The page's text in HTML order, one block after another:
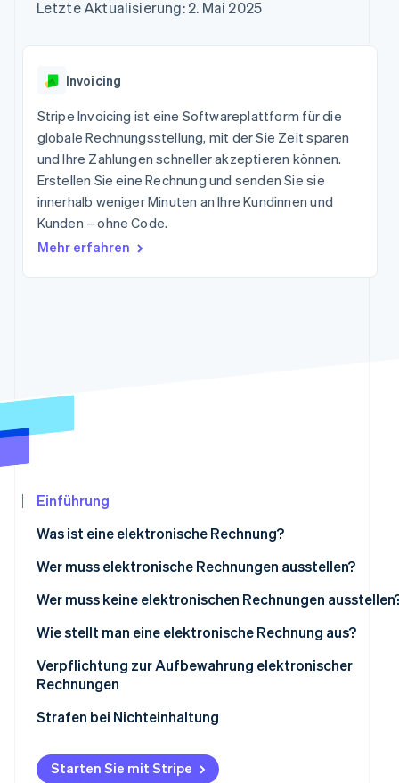
Authorization
Optimierung der
Autorisierungsraten
Link
Beschleunigter
Bezahlvorgang
Financial
Connections
Finanzdaten
Data Pipeline
Atlas
Online-Identitätsprüfung
Stripe-Sessions 2026
Jetzt ansehen
Geldmanagement
SaaS
Nach Branche
KI-Unternehmen
Creator Economy
Gaming
Bewirtung, Reisen und
Freizeit
Medien und
Gemeinnützige
Marktplatz auf
Abonnementverwaltung
Abrechnung um
Stablecoin-gestützte
Karten ausgeben: So
geht´s
Bereitstellung und
Verwaltung von
Diensten mit Agenten
Ressourcen
Kontakt
Sales-Team
kontaktieren
Partner werden
Letzte Aktualisierung: 2. Mai 2025
Invoicing
Stripe Invoicing ist eine Softwareplattform für die
globale Rechnungsstellung, mit der Sie Zeit sparen
und Ihre Zahlungen schneller akzeptieren können.
Erstellen Sie eine Rechnung und senden Sie sie
innerhalb weniger Minuten an Ihre Kundinnen und
Kunden – ohne Code.
Mehr erfahren
Einführung
Was ist eine elektronische Rechnung?
Wer muss elektronische Rechnungen ausstellen?
Wer muss keine elektronischen Rechnungen
Wie stellt man eine elektronische Rechnung aus?
Verpflichtung zur Aufbewahrung elektronischer
Rechnungen
Strafen bei Nichteinhaltung
elektronischen Rechnung
Starten Sie mit Stripe